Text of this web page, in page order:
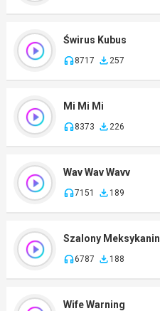
Świrus Kubus
8717 257
Mi Mi Mi
8373 226
Wav Wav Wavv
7151 189
Szalony Meksykanin
6787 188
Wife Warning